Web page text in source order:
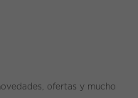
ofertas y mucho